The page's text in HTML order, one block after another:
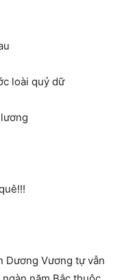
loài quỷ dữ
Dương Vương tự vẫn